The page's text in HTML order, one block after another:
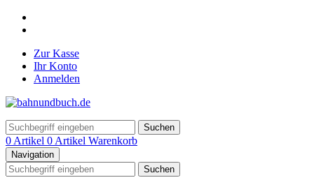
Zur Kasse
Ihr Konto
Anmelden
Suchen
0 Artikel 0 Artikel Warenkorb
Navigation
Suchen